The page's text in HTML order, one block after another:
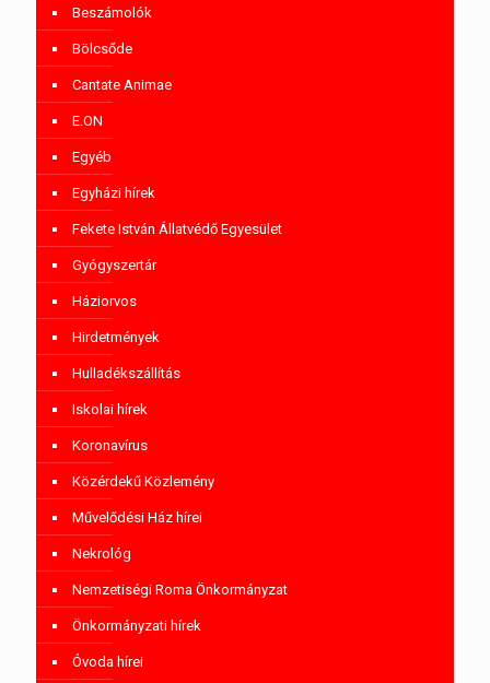
Beszámolók
Bölcsőde
Cantate Animae
E.ON
Egyéb
Egyházi hírek
Fekete István Állatvédő Egyesület
Gyógyszertár
Háziorvos
Hirdetmények
Hulladékszállítás
Iskolai hírek
Koronavírus
Közérdekű Közlemény
Művelődési Ház hírei
Nekrológ
Nemzetiségi Roma Önkormányzat
Önkormányzati hírek
Óvoda hírei